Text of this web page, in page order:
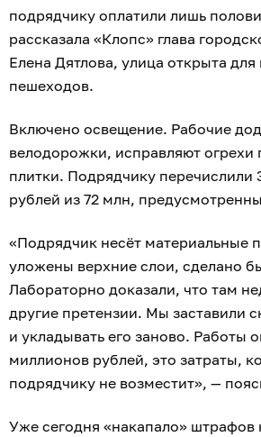
подрядчику оплатили лишь
рассказала «Клопс» глава
Елена Дятлова, улица открыта
пешеходов.
Включено освещение. Рабочие
велодорожки, исправляют огрехи
плитки. Подрядчику перечислили
рублей из 72 млн,
«Подрядчик несёт материальные
уложены верхние слои, сделано
Лабораторно доказали, что там
другие претензии. Мы заставили
и укладывать его заново. Работы
миллионов рублей, это затраты,
подрядчику не возместит», —
Уже сегодня «накапало» штрафов